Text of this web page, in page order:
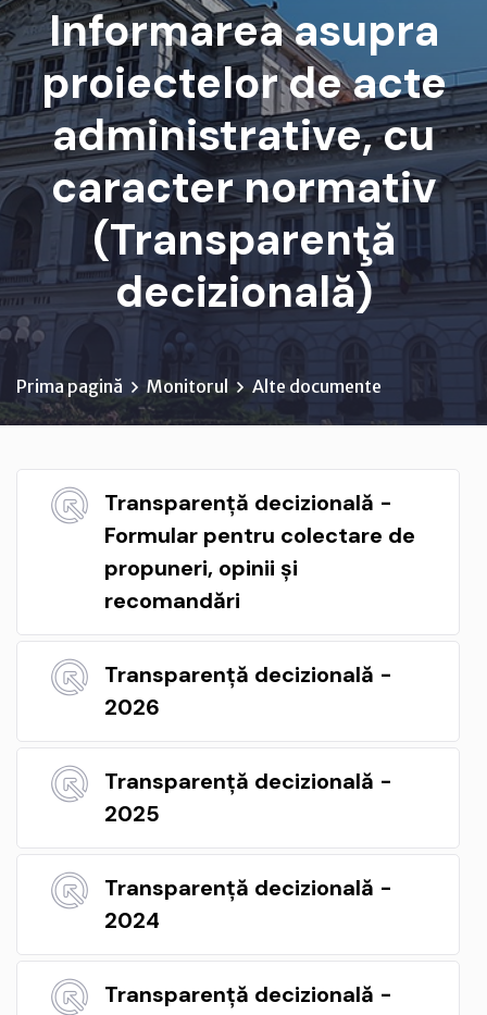
Informarea asupra
proiectelor de acte
administrative, cu
caracter normativ
(Transparenţă
decizională)
Prima pagină Monitorul Alte documente
Transparență decizională -
Formular pentru colectare de
propuneri, opinii și
recomandări
Transparență decizională -
2026
Transparență decizională -
2025
Transparență decizională -
2024
Transparență decizională -